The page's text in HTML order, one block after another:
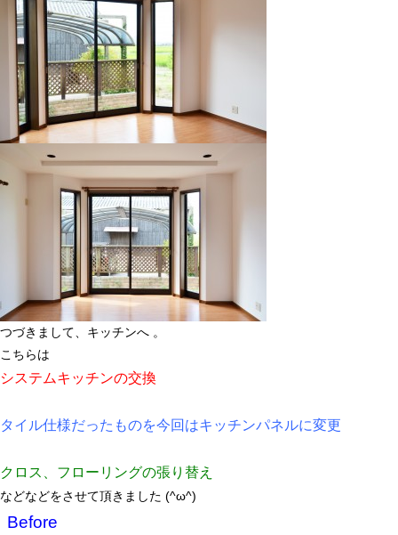
つづきまして、キッチンへ 。
こちらは
システムキッチンの交換
タイル仕様だったものを今回はキッチンパネルに変更
クロス、フローリングの張り替え
などなどをさせて頂きました (^ω^)
Before